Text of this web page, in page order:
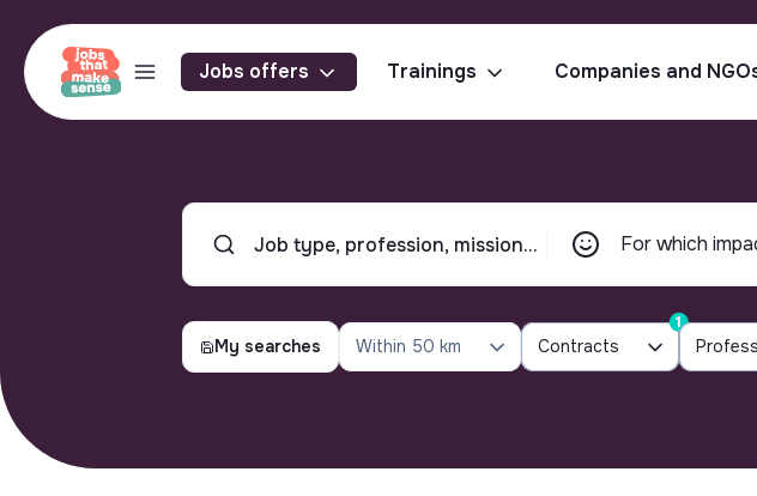
Jobs offers Trainings Companies and
For which
My searches Within 50 km Contracts
1